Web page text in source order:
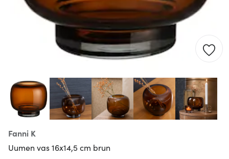
Fanni K
Uumen vas 16x14,5 cm brun